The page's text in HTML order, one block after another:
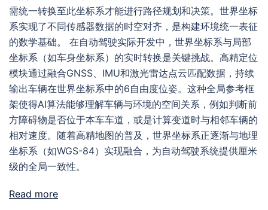
需统一转换至此坐标系才能进行路径规划和决策。世界坐标
系实现了不同传感器数据的时空对齐，是构建环境统一表征
的数学基础。 在自动驾驶实际开发中，世界坐标系与局部
坐标系（如车身坐标系）的实时转换是关键挑战。高精定位
模块通过融合GNSS、IMU和激光雷达点云匹配数据，持续
输出车辆在世界坐标系中的6自由度位姿。这种全局参考框
架使得AI算法能够理解车辆与环境的空间关系，例如判断前
方障碍物是否位于本车车道，或是计算变道时与相邻车辆的
相对速度。随着高精地图的普及，世界坐标系正逐渐与地理
坐标系（如WGS-84）实现融合，为自动驾驶系统提供厘米
级的全局一致性。
Read more